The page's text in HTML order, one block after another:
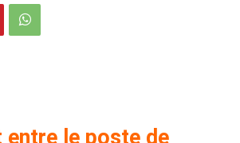
le poste de